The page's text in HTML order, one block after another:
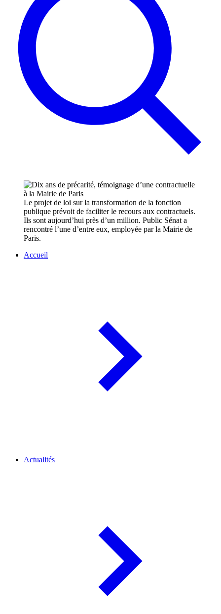
Le projet de loi sur la transformation de la fonction
publique prévoit de faciliter le recours aux contractuels.
Ils sont aujourd’hui près d’un million. Public Sénat a
rencontré l’une d’entre eux, employée par la Mairie de
Paris.
Accueil
Actualités